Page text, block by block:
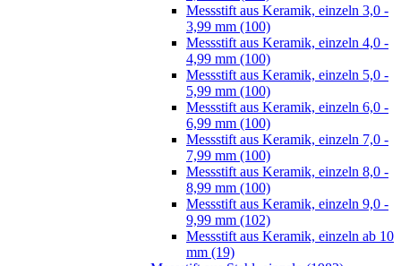
Messstift aus Keramik, einzeln 3,0 -
3,99 mm (100)
Messstift aus Keramik, einzeln 4,0 -
4,99 mm (100)
Messstift aus Keramik, einzeln 5,0 -
5,99 mm (100)
Messstift aus Keramik, einzeln 6,0 -
6,99 mm (100)
Messstift aus Keramik, einzeln 7,0 -
7,99 mm (100)
Messstift aus Keramik, einzeln 8,0 -
8,99 mm (100)
Messstift aus Keramik, einzeln 9,0 -
9,99 mm (102)
Messstift aus Keramik, einzeln ab 10
mm (19)